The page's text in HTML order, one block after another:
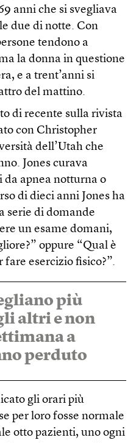
anni che si svegliava
due di notte. Con
tendono a
la donna in questione
e a trent’anni si
del mattino.
di recente sulla rivista
con Christopher
dell’Utah che
Jones curava
apnea notturna o
di dieci anni Jones ha
serie di domande
un esame domani,
oppure “Qual è
fare esercizio fisico?”.
più
altri e non
a
perduto
gli orari più
per loro fosse normale
otto pazienti, uno ogni